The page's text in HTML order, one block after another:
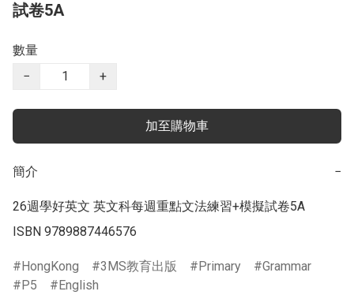
試卷5A
數量
−
+
加至購物車
簡介 −
26週學好英文 英文科每週重點文法練習+模擬試卷5A
ISBN 9789887446576
HongKong 3MS教育出版 Primary
Grammar
P5
English